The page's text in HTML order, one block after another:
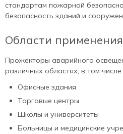
стандартам пожарной
безопасность зданий и
Области применения
Прожекторы аварийного
различных областях, в том числе:
Офисные здания
Торговые центры
Школы и университеты
Больницы и медицинские